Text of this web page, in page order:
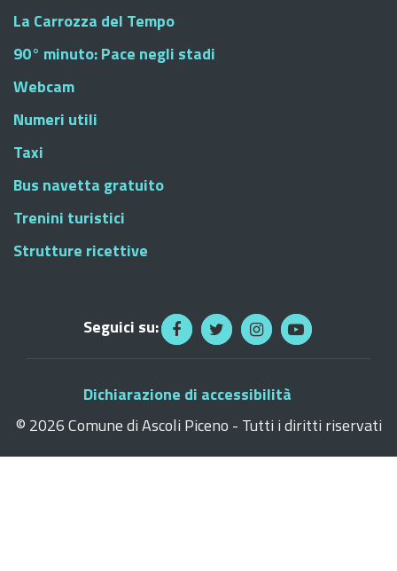
La Carrozza del Tempo
90° minuto: Pace negli stadi
Webcam
Numeri utili
Taxi
Bus navetta gratuito
Trenini turistici
Strutture ricettive
Seguici su:
Dichiarazione di accessibilità
© 2026 Comune di Ascoli Piceno - Tutti i diritti riservati